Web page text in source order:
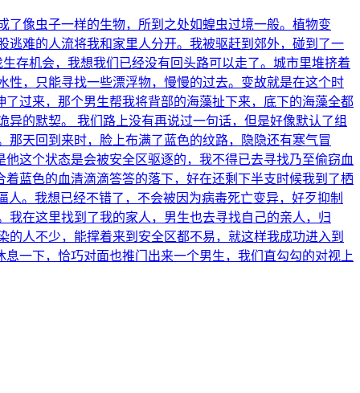
像虫子一样的生物，所到之处如蝗虫过境一般。植物变
难的人流将我和家里人分开。我被驱赶到郊外，碰到了一
存机会，我想我们已经没有回头路可以走了。城市里堆挤着
，只能寻找一些漂浮物，慢慢的过去。变故就是在这个时
过来，那个男生帮我将背部的海藻扯下来，底下的海藻全都
的默契。 我们路上没有再说过一句话，但是好像默认了组
天回到来时，脸上布满了蓝色的纹路，隐隐还有寒气冒
这个状态是会被安全区驱逐的，我不得已去寻找乃至偷窃血
蓝色的血清滴滴答答的落下，好在还剩下半支时候我到了栖
。我想已经不错了，不会被因为病毒死亡变异，好歹抑制
在这里找到了我的家人，男生也去寻找自己的亲人，归
人不少，能撑着来到安全区都不易，就这样我成功进入到
一下，恰巧对面也推门出来一个男生，我们直勾勾的对视上